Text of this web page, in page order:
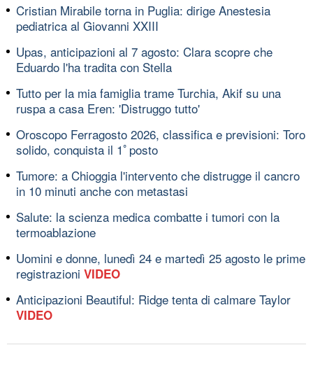
Cristian Mirabile torna in Puglia: dirige Anestesia
pediatrica al Giovanni XXIII
Upas, anticipazioni al 7 agosto: Clara scopre che
Eduardo l'ha tradita con Stella
Tutto per la mia famiglia trame Turchia, Akif su una
ruspa a casa Eren: 'Distruggo tutto'
Oroscopo Ferragosto 2026, classifica e previsioni: Toro
solido, conquista il 1ﾟposto
Tumore: a Chioggia l'intervento che distrugge il cancro
in 10 minuti anche con metastasi
Salute: la scienza medica combatte i tumori con la
termoablazione
Uomini e donne, lunedì 24 e martedì 25 agosto le prime
registrazioni VIDEO
Anticipazioni Beautiful: Ridge tenta di calmare Taylor
VIDEO